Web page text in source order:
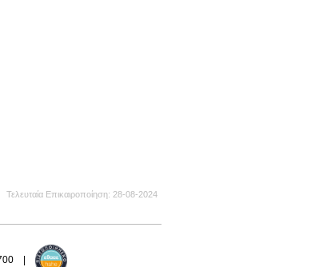
Τελευταία Επικαιροποίηση 28-08-2024
|